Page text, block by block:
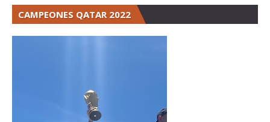
CAMPEONES QATAR 2022